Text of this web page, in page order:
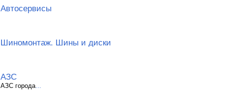
Автосервисы
Шиномонтаж. Шины и диски
АЗС
АЗС города...